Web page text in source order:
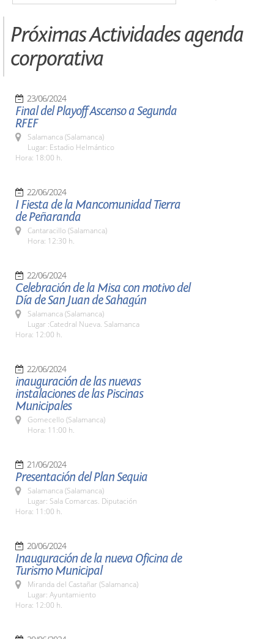
Próximas Actividades agenda
corporativa
23/06/2024
Final del Playoff Ascenso a Segunda
RFEF
Salamanca (Salamanca)
Lugar: Estadio Helmántico
Hora: 18:00 h.
22/06/2024
I Fiesta de la Mancomunidad Tierra
de Peñaranda
Cantaracillo (Salamanca)
Hora: 12:30 h.
22/06/2024
Celebración de la Misa con motivo del
Día de San Juan de Sahagún
Salamanca (Salamanca)
Lugar :Catedral Nueva. Salamanca
Hora: 12:00 h.
22/06/2024
inauguración de las nuevas
instalaciones de las Piscinas
Municipales
Gomecello (Salamanca)
Hora: 11:00 h.
21/06/2024
Presentación del Plan Sequia
Salamanca (Salamanca)
Lugar: Sala Comarcas. Diputación
Hora: 11:00 h.
20/06/2024
Inauguración de la nueva Oficina de
Turismo Municipal
Miranda del Castañar (Salamanca)
Lugar: Ayuntamiento
Hora: 12:00 h.